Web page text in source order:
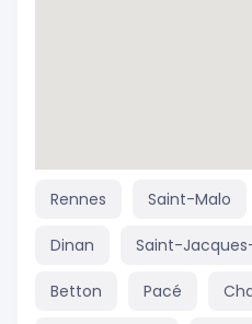
Rennes Saint-Malo
Dinan Saint-
Betton Pacé